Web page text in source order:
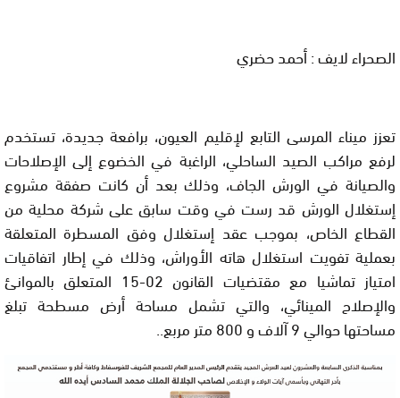
الصحراء لايف : أحمد حضري
تعزز ميناء المرسى التابع لإقليم العيون، برافعة جديدة، تستخدم
لرفع مراكب الصيد الساحلي، الراغبة في الخضوع إلى الإصلاحات
والصيانة في الورش الجاف، وذلك بعد أن كانت صفقة مشروع
إستغلال الورش قد رست في وقت سابق على شركة محلية من
القطاع الخاص، بموجب عقد إستغلال وفق المسطرة المتعلقة
بعملية تفويت استغلال هاته الأوراش، وذلك في إطار اتفاقيات
امتياز تماشيا مع مقتضيات القانون 02-15 المتعلق بالموانئ
والإصلاح المينائي، والتي تشمل مساحة أرض مسطحة تبلغ
مساحتها حوالي 9 آلاف و 800 متر مربع..